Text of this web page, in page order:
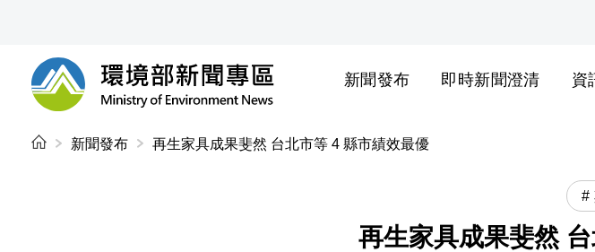
環境部新聞專區
新聞發布 即時新聞澄清 資
新聞發布 再生家具成果斐然 台北市等 4 縣市績效最優
再生家具成果斐然